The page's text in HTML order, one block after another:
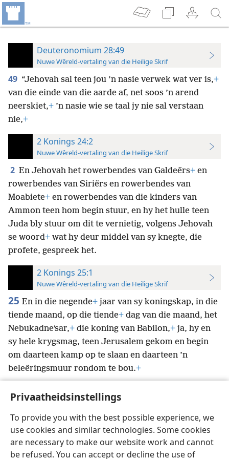
Privaatheidsinstellings
To provide you with the best possible experience, we
use cookies and similar technologies. Some cookies
are necessary to make our website work and cannot
be refused. You can accept or decline the use of
Deuteronomium 28:49
Nuwe Wêreld-vertaling van die Heilige Skrif
49 “Jehovah sal teen jou ’n nasie verwek wat ver is,+
van die einde van die aarde af, net soos ’n arend
neerskiet,+ ’n nasie wie se taal jy nie sal verstaan
nie,+
2 Konings 24:2
Nuwe Wêreld-vertaling van die Heilige Skrif
2 En Jehovah het rowerbendes van Galdeërs+ en
rowerbendes van Siriërs en rowerbendes van
Moabiete+ en rowerbendes van die kinders van
Ammon teen hom begin stuur, en hy het hulle teen
Juda bly stuur om dit te vernietig, volgens Jehovah
se woord+ wat hy deur middel van sy knegte, die
profete, gespreek het.
2 Konings 25:1
Nuwe Wêreld-vertaling van die Heilige Skrif
25 En in die negende+ jaar van sy koningskap, in die
tiende maand, op die tiende+ dag van die maand, het
Nebukadneʹsar,+ die koning van Babilon,+ ja, hy en
sy hele krygsmag, teen Jerusalem gekom en begin
om daarteen kamp op te slaan en daarteen ’n
beleëringsmuur rondom te bou.+
Afrikaans Voorkeure
Copyright© 2026 Watch Tower Bible and Tract Society of Pennsylvania
Gebruiksvoorwaardes Privaatheidsbeleid Privaatheidsinstellings